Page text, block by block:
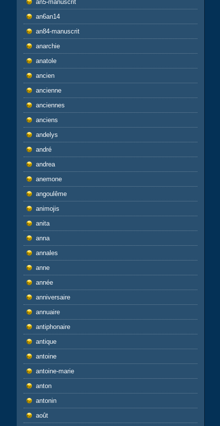
an5-manuscrit
an6an14
an84-manuscrit
anarchie
anatole
ancien
ancienne
anciennes
anciens
andelys
andré
andrea
anemone
angoulême
animojis
anita
anna
annales
anne
année
anniversaire
annuaire
antiphonaire
antique
antoine
antoine-marie
anton
antonin
août